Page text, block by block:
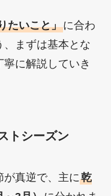
たいこと」に合わ
まずは基本とな
に解説していき
トシーズン
が真逆で、主に乾